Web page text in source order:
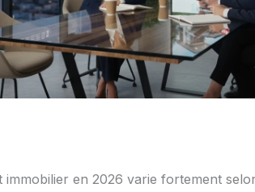
immobilier en 2026 varie fortement